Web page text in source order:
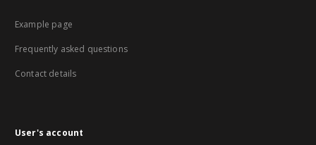
Example page
Frequently asked questions
Contact details
User's account